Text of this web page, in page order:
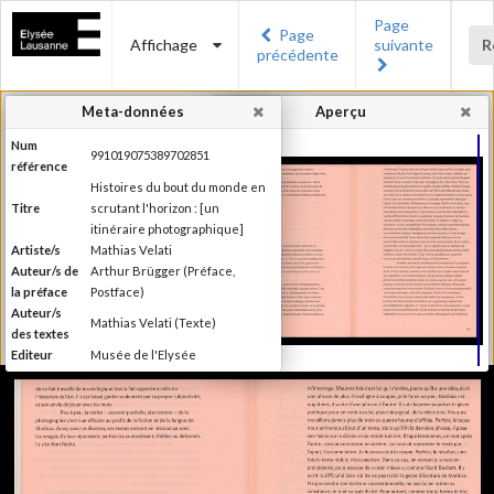
Affichage
Page
précédente
Page
suivante
Aperçu
Meta-données
Num
référence
991019075389702851
Titre
Histoires du bout du monde en
scrutant l'horizon : [un
itinéraire photographique]
Artiste/s
Mathias Velati
Auteur/s de
la préface
Arthur Brügger (Préface,
Postface)
Auteur/s
des textes
Mathias Velati (Texte)
Editeur
Musée de l'Elysée
Lieu
d'édition
Lausanne
Date
d'édition
2015